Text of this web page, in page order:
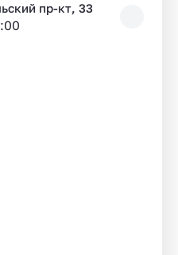
пр-кт, 33